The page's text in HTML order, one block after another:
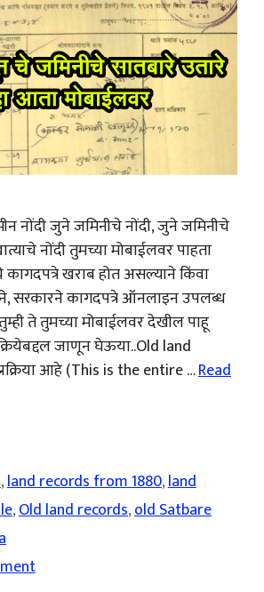
नोंदी जुने जमिनीचे नोंदी, जुने जमिनीचे
नोंदी तुमच्या मोबाईलवर पाहता
खराब होत असल्याने किंवा
सरकारने कागदपत्रे ऑनलाइन उपलब्ध
ते तुमच्या मोबाईलवर देखील पाहू
जाणून घेऊया..Old land
आहे (This is the entire …Read
,land records from 1880,land
,Old land records,old Satbare